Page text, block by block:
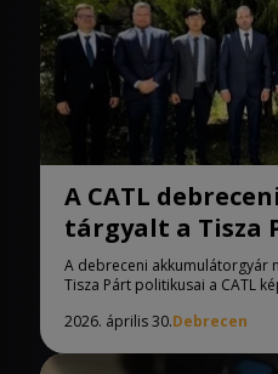
A CATL
tárgyalt a Tisza
A debreceni akkumulátorgyár
Tisza Párt politikusai a CATL
2026. április 30.Debrecen